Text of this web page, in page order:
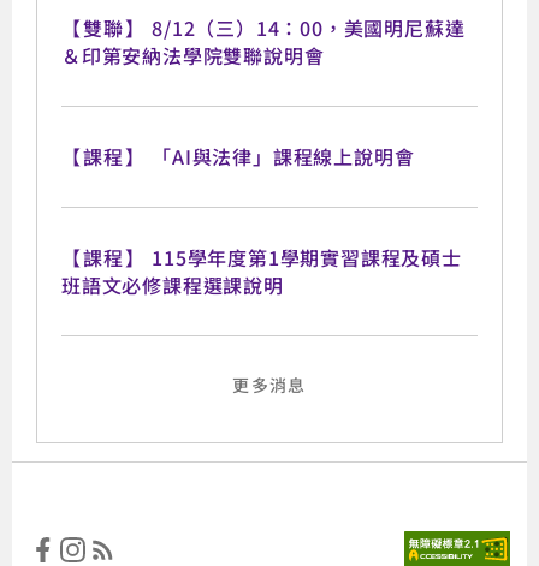
【雙聯】
8/12（三）14：00，美國明尼蘇達
＆印第安納法學院雙聯說明會
【課程】 「AI與法律」課程線上說明會
【課程】
115學年度第1學期實習課程及碩士
班語文必修課程選課說明
更多消息